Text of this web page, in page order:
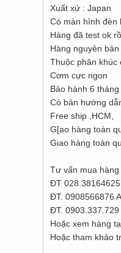
Xuất xứ : Japan
Có màn hình đèn
Hàng đã test ok
Hàng nguyên
Thuộc phân khúc
Cơm cực ngon
Bảo hành 6 tháng
Có bản hướng
Free ship ,HCM,
G[ao hàng toàn
Giao hàng toàn
Tư vấn mua hàng
ĐT 028.38164625
ĐT. 0908566876
ĐT.
Hoặc xem hàng
Hoặc tham khảo